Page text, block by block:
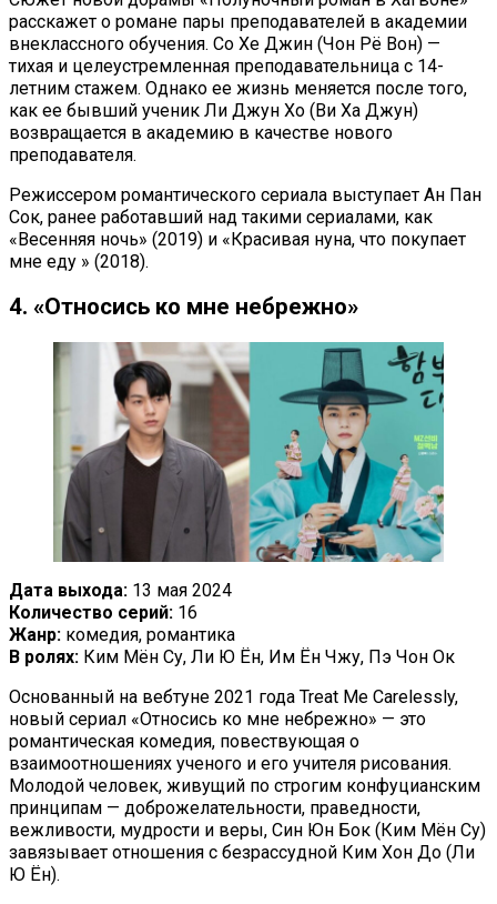
расскажет о романе пары преподавателей в академии
внеклассного обучения. Со Хе Джин (Чон Рё Вон) —
тихая и целеустремленная преподавательница с 14-
летним стажем. Однако ее жизнь меняется после того,
как ее бывший ученик Ли Джун Хо (Ви Ха Джун)
возвращается в академию в качестве нового
преподавателя.
Режиссером романтического сериала выступает Ан Пан
Сок, ранее работавший над такими сериалами, как
«Весенняя ночь» (2019) и «Красивая нуна, что покупает
мне еду » (2018).
4. «Относись ко мне небрежно»
Дата выхода: 13 мая 2024
Количество серий: 16
Жанр: комедия, романтика
В ролях: Ким Мён Су, Ли Ю Ён, Им Ён Чжу, Пэ Чон Ок
Основанный на вебтуне 2021 года Treat Me Carelessly,
новый сериал «Относись ко мне небрежно» — это
романтическая комедия, повествующая о
взаимоотношениях ученого и его учителя рисования.
Молодой человек, живущий по строгим конфуцианским
принципам — доброжелательности, праведности,
вежливости, мудрости и веры, Син Юн Бок (Ким Мён Су)
завязывает отношения с безрассудной Ким Хон До (Ли
Ю Ён).